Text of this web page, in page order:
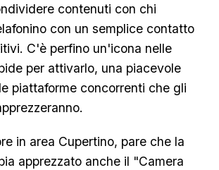
contenuti con chi
con un semplice contatto
C'è perfino un'icona nelle
per attivarlo, una piacevole
piattaforme concorrenti che gli
in area Cupertino, pare che la
apprezzato anche il "Camera